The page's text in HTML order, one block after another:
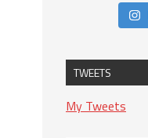
TWEETS
My Tweets